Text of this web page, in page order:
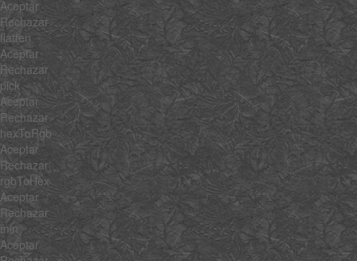
Aceptar
Rechazar
flatten
Aceptar
Rechazar
pick
Aceptar
Rechazar
hexToRgb
Aceptar
Rechazar
rgbToHex
Aceptar
Rechazar
min
Aceptar